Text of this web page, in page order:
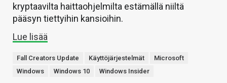
kryptaavilta haittaohjelmilta estämällä niiltä
pääsyn tiettyihin kansioihin.
Lue lisää
Fall Creators Update Käyttöjärjestelmät
Microsoft
Windows
Windows 10 Windows Insider